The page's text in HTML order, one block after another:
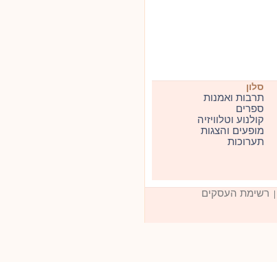
סלון
תרבות ואמנות
ספרים
קולנוע וטלוויזיה
מופעים והצגות
תערוכות
רשימת העסקים